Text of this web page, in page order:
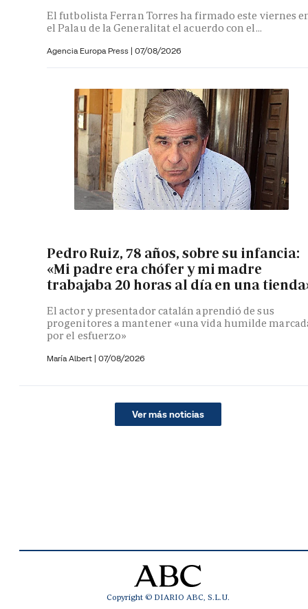
El futbolista Ferran Torres ha firmado este viernes
el Palau de la Generalitat el acuerdo con el...
Agencia Europa Press | 07/08/2026
Pedro Ruiz, 78 años, sobre su infancia:
«Mi padre era chófer y mi madre
trabajaba 20 horas al día en una
El actor y presentador catalán aprendió de sus
progenitores a mantener «una vida humilde
por el esfuerzo»
María Albert | 07/08/2026
Ver más noticias
Copyright © DIARIO ABC, S.L.U.